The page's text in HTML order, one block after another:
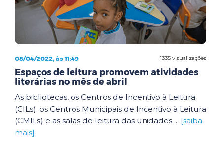
1335 visualizações
08/04/2022, às 11:49
Espaços de leitura promovem atividades
literárias no mês de abril
As bibliotecas, os Centros de Incentivo à Leitura
(CILs), os Centros Municipais de Incentivo à Leitura
(CMILs) e as salas de leitura das unidades ... [saiba
mais]